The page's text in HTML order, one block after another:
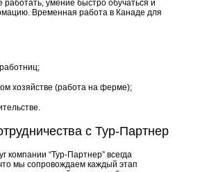
умение быстро обучаться и
Временная работа в Канаде для
хозяйстве (работа на ферме);
с Тур-Партнер
компании “Тур-Партнер” всегда
мы сопровождаем каждый этап